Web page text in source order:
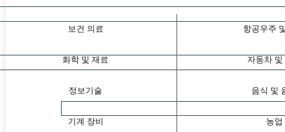
보건 의료
화학 및 재료
정보기술
기계 장비
항공우주
자동차 및
음식 및
농업